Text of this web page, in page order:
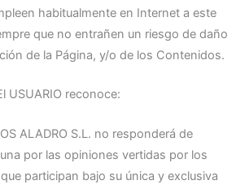
habitualmente en Internet a este
que no entrañen un riesgo de daño
de la Página, y/o de los Contenidos.
USUARIO reconoce:
ALADRO S.L. no responderá de
por las opiniones vertidas por los
participan bajo su única y exclusiva